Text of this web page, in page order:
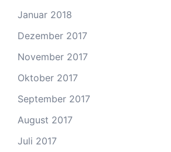
Januar 2018
Dezember 2017
November 2017
Oktober 2017
September 2017
August 2017
Juli 2017